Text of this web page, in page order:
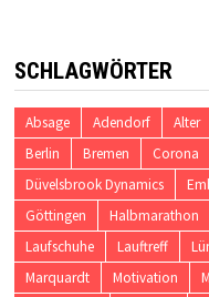
SCHLAGWÖRTER
Absage Adendorf Alter
Berlin
Bremen Corona
Düvelsbrook Dynamics
Göttingen
Halbmarathon
Laufschuhe
Lauftreff
Marquardt
Motivation